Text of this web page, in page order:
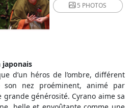
5 PHOTOS
japonais
d’un héros de l’ombre, différent
nez proéminent, animé par
grande générosité. Cyrano aime sa